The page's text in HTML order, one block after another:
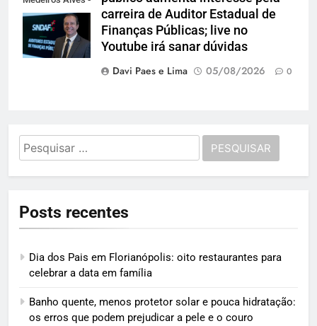
Presidente do
Sindaf-SC
carreira de Auditor Estadual de
Finanças Públicas; live no
Youtube irá sanar dúvidas
Davi Paes e Lima
05/08/2026 0
Pesquisar
por:
Posts recentes
Dia dos Pais em Florianópolis: oito restaurantes para
celebrar a data em família
Banho quente, menos protetor solar e pouca hidratação:
os erros que podem prejudicar a pele e o couro